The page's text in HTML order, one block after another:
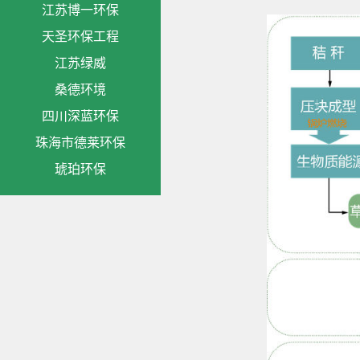
江苏博一环保
天圣环保工程
江苏绿威
桑德环境
四川深蓝环保
珠海市德莱环保
琥珀环保